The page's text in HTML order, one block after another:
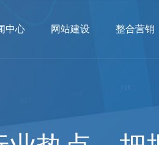
中心 网站建设 整合营销